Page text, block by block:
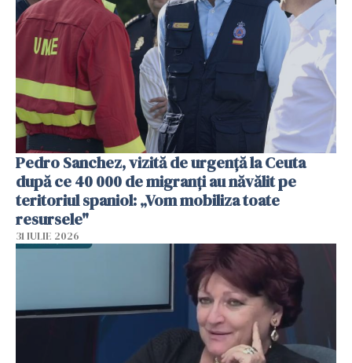
Pedro Sanchez, vizită de urgență la Ceuta
după ce 40 000 de migranți au năvălit pe
teritoriul spaniol: „Vom mobiliza toate
resursele"
31 IULIE 2026